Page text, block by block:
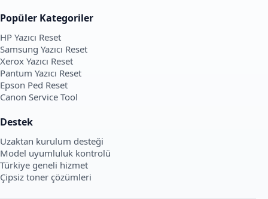
Popüler Kategoriler
HP Yazıcı Reset
Samsung Yazıcı Reset
Xerox Yazıcı Reset
Pantum Yazıcı Reset
Epson Ped Reset
Canon Service Tool
Destek
Uzaktan kurulum desteği
Model uyumluluk kontrolü
Türkiye geneli hizmet
Çipsiz toner çözümleri